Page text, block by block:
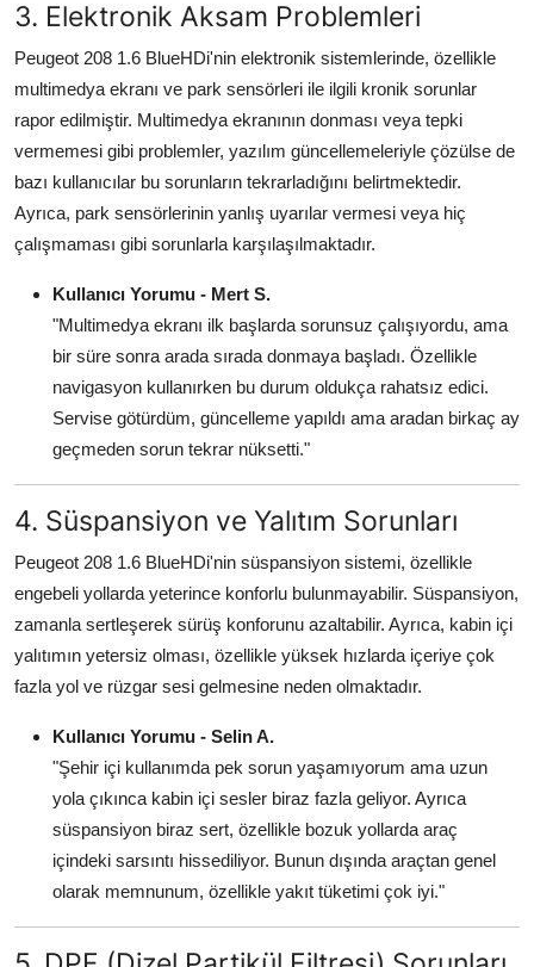
3. Elektronik Aksam Problemleri
Peugeot 208 1.6 BlueHDi'nin elektronik sistemlerinde, özellikle
multimedya ekranı ve park sensörleri ile ilgili kronik sorunlar
rapor edilmiştir. Multimedya ekranının donması veya tepki
vermemesi gibi problemler, yazılım güncellemeleriyle çözülse de
bazı kullanıcılar bu sorunların tekrarladığını belirtmektedir.
Ayrıca, park sensörlerinin yanlış uyarılar vermesi veya hiç
çalışmaması gibi sorunlarla karşılaşılmaktadır.
Kullanıcı Yorumu - Mert S.
"Multimedya ekranı ilk başlarda sorunsuz çalışıyordu, ama
bir süre sonra arada sırada donmaya başladı. Özellikle
navigasyon kullanırken bu durum oldukça rahatsız edici.
Servise götürdüm, güncelleme yapıldı ama aradan birkaç ay
geçmeden sorun tekrar nüksetti."
4. Süspansiyon ve Yalıtım Sorunları
Peugeot 208 1.6 BlueHDi'nin süspansiyon sistemi, özellikle
engebeli yollarda yeterince konforlu bulunmayabilir. Süspansiyon,
zamanla sertleşerek sürüş konforunu azaltabilir. Ayrıca, kabin içi
yalıtımın yetersiz olması, özellikle yüksek hızlarda içeriye çok
fazla yol ve rüzgar sesi gelmesine neden olmaktadır.
Kullanıcı Yorumu - Selin A.
"Şehir içi kullanımda pek sorun yaşamıyorum ama uzun
yola çıkınca kabin içi sesler biraz fazla geliyor. Ayrıca
süspansiyon biraz sert, özellikle bozuk yollarda araç
içindeki sarsıntı hissediliyor. Bunun dışında araçtan genel
olarak memnunum, özellikle yakıt tüketimi çok iyi."